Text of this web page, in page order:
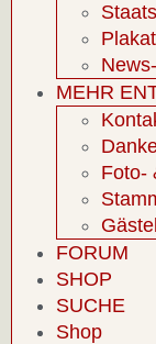
MEHR
Foto-
FORUM
SHOP
SUCHE
Shop